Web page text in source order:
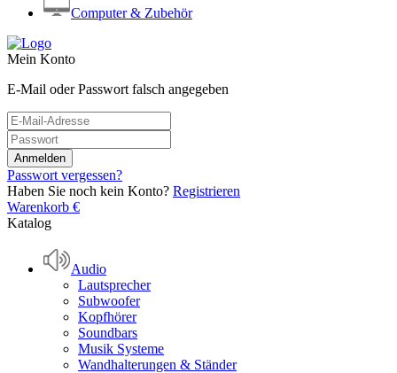
Computer & Zubehör
Mein Konto
E-Mail oder Passwort falsch angegeben
Passwort vergessen?
Haben Sie noch kein Konto? Registrieren
Warenkorb €
Katalog
Audio
Lautsprecher
Subwoofer
Kopfhörer
Soundbars
Musik Systeme
Wandhalterungen & Ständer